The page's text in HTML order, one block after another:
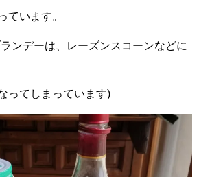
ています。
ンデーは、レーズンスコーンなどに
ってしまっています)